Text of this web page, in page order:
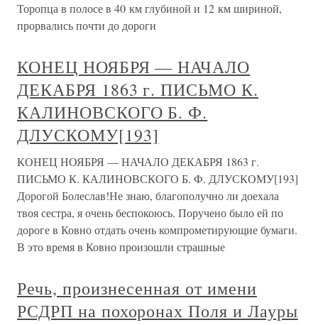
Торопца в полосе в 40 км глубиной и 12 км шириной,
прорвались почти до дороги
КОНЕЦ НОЯБРЯ — НАЧАЛО
ДЕКАБРЯ 1863 г. ПИСЬМО К.
КАЛИНОВСКОГО Б. Ф.
ДЛУСКОМУ[193]
КОНЕЦ НОЯБРЯ — НАЧАЛО ДЕКАБРЯ 1863 г.
ПИСЬМО К. КАЛИНОВСКОГО Б. Ф. ДЛУСКОМУ[193]
Дорогой Болеслав!Не знаю, благополучно ли доехала
твоя сестра, я очень беспокоюсь. Поручено было ей по
дороге в Ковно отдать очень компрометирующие бумаги.
В это время в Ковно произошли страшные
Речь, произнесенная от имени
РСДРП на похоронах Поля и Лауры